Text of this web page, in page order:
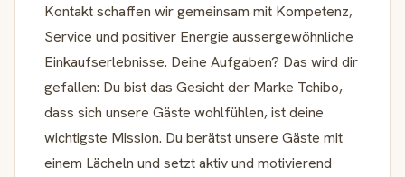
Kontakt schaffen wir gemeinsam mit Kompetenz,
Service und positiver Energie aussergewöhnliche
Einkaufserlebnisse. Deine Aufgaben? Das wird dir
gefallen: Du bist das Gesicht der Marke Tchibo,
dass sich unsere Gäste wohlfühlen, ist deine
wichtigste Mission. Du berätst unsere Gäste mit
einem Lächeln und setzt aktiv und motivierend